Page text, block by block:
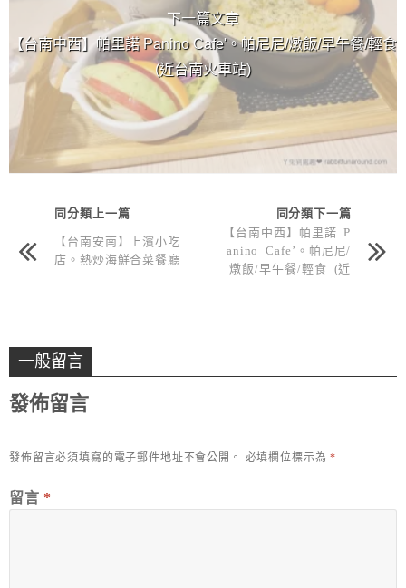
下一篇文章
【台南中西】帕里諾 Panino Cafe'。帕尼尼/燉飯/早午餐/輕食
(近台南火車站)
同分類上一篇
【台南安南】上濱小吃
店。熱炒海鮮合菜餐廳
同分類下一篇
【台南中西】帕里諾 P
anino Cafe’。帕尼尼/
燉飯/早午餐/輕食 (近
一般留言
發佈留言
發佈留言必須填寫的電子郵件地址不會公開。 必填欄位標示為*
留言 *